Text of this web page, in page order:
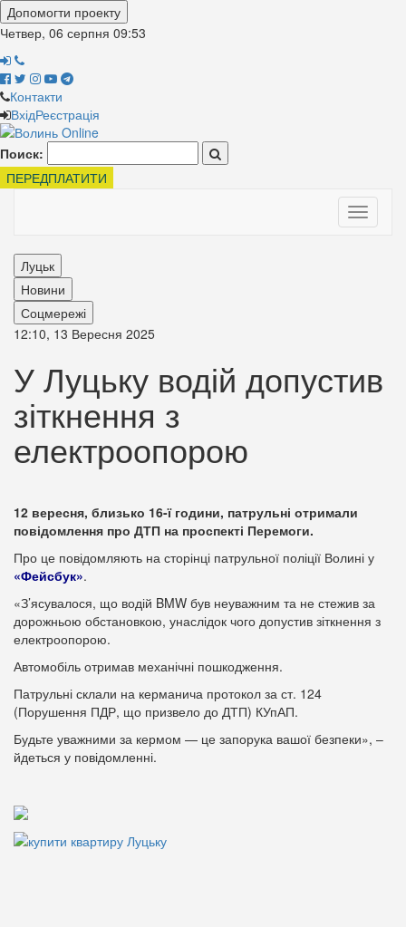
Допомогти проекту
Четвер, 06 серпня 09:53
Контакти
ВхідРеєстрація
Поиск:
ПЕРЕДПЛАТИТИ
Toggle
Луцьк
Новини
Соцмережі
12:10, 13 Вересня 2025
У Луцьку водій допустив
зіткнення з
електроопорою
12 вересня, близько 16-ї години, патрульні отримали
повідомлення про ДТП на проспекті Перемоги.
Про це повідомляють на сторінці патрульної поліції Волині у
«Фейсбук».
«З’ясувалося, що водій BMW був неуважним та не стежив за
дорожньою обстановкою, унаслідок чого допустив зіткнення з
електроопорою.
Автомобіль отримав механічні пошкодження.
Патрульні склали на керманича протокол за ст. 124
(Порушення ПДР, що призвело до ДТП) КУпАП.
Будьте уважними за кермом — це запорука вашої безпеки», –
йдеться у повідомленні.